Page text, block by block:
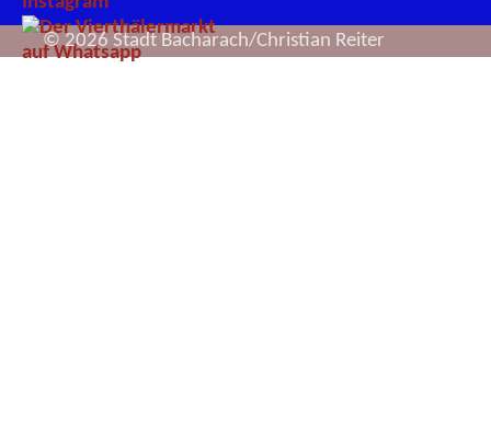
© 2026 Stadt Bacharach/Christian Reiter